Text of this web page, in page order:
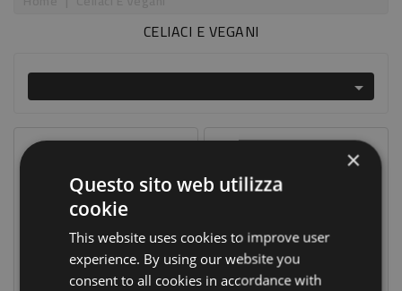
COSMETICI
BELLEZZA
ALIMENTAZIONE
INTEGRATORI
CELIACI E VEGANI

Prezzo Scontato ×
Questo sito web utilizza
cookie
This website uses cookies to improve user
experience. By using our website you
consent to all cookies in accordance with